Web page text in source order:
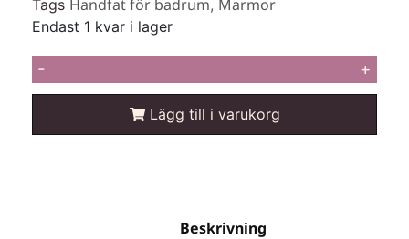
Tags Handfat för badrum, Marmor
Endast 1 kvar i lager
- +
Lägg till i varukorg
Beskrivning